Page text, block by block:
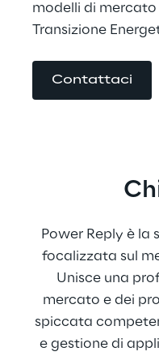
modelli di mercato
Transizione
Contattaci
Power Reply è la
focalizzata sul
Unisce una
mercato e dei
spiccata
e gestione di